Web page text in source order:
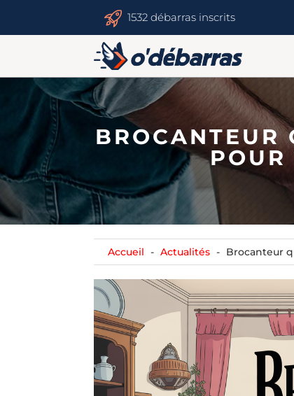
1532 débarras inscrits
POUR
Accueil Actualités Brocanteur